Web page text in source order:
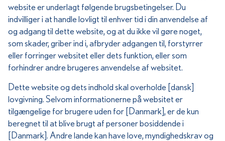
website er underlagt følgende brugsbetingelser. Du
indvilliger i at handle lovligt til enhver tid i din anvendelse af
og adgang til dette website, og at du ikke vil gøre noget,
som skader, griber ind i, afbryder adgangen til, forstyrrer
eller forringer websitet eller dets funktion, eller som
forhindrer andre brugeres anvendelse af websitet.
Dette website og dets indhold skal overholde [dansk]
lovgivning. Selvom informationerne på websitet er
tilgængelige for brugere uden for [Danmark], er de kun
beregnet til at blive brugt af personer bosiddende i
[Danmark]. Andre lande kan have love, myndighedskrav og